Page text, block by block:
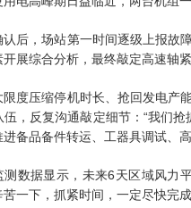
认后，场站第一时间逐级上报故
展综合分析，最终敲定高速轴
限度压缩停机时长、抢回发电产
伍，反复沟通敲定细节：“我们
备品备件转运、工器具调试、
测数据显示，未来6天区域风力
一下，抓紧时间，一定尽快完